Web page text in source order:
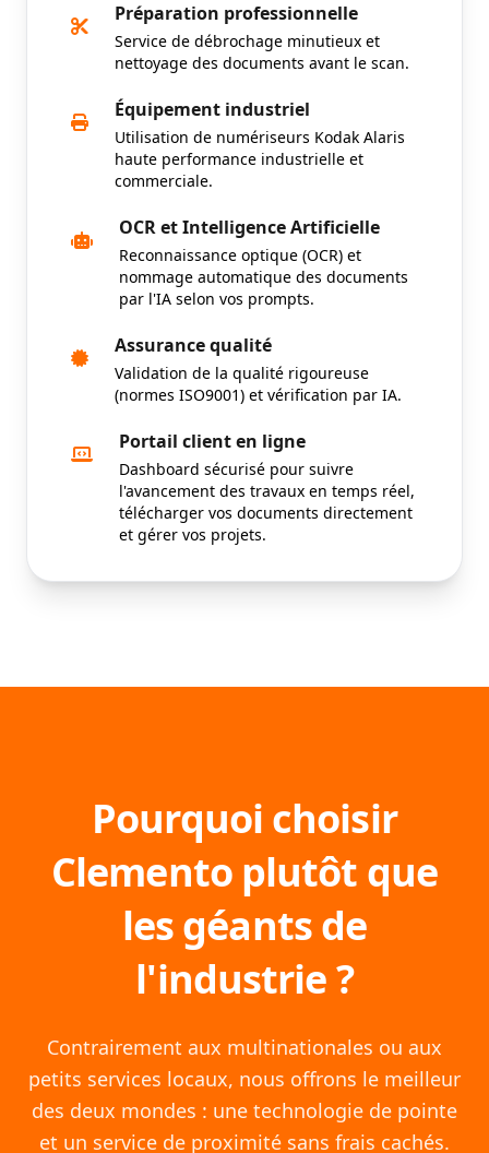
Préparation professionnelle
Service de débrochage minutieux et
nettoyage des documents avant le scan.
Équipement industriel
Utilisation de numériseurs Kodak Alaris
haute performance industrielle et
commerciale.
OCR et Intelligence Artificielle
Reconnaissance optique (OCR) et
nommage automatique des documents
par l'IA selon vos prompts.
Assurance qualité
Validation de la qualité rigoureuse
(normes ISO9001) et vérification par IA.
Portail client en ligne
Dashboard sécurisé pour suivre
l'avancement des travaux en temps réel,
télécharger vos documents directement
et gérer vos projets.
Pourquoi choisir
Clemento plutôt que
les géants de
l'industrie ?
Contrairement aux multinationales ou aux
petits services locaux, nous offrons le meilleur
des deux mondes : une technologie de pointe
et un service de proximité sans frais cachés.